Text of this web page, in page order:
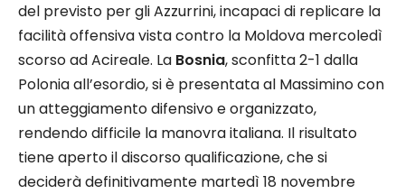
del previsto per gli Azzurrini, incapaci di replicare la
facilità offensiva vista contro la Moldova mercoledì
scorso ad Acireale. La Bosnia, sconfitta 2-1 dalla
Polonia all’esordio, si è presentata al Massimino con
un atteggiamento difensivo e organizzato,
rendendo difficile la manovra italiana. Il risultato
tiene aperto il discorso qualificazione, che si
deciderà definitivamente martedì 18 novembre